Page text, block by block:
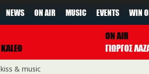
NEWS ON AIR MUSIC EVENTS WIN
KALEO
ON AIR
ΓΙΩΡΓΟΣ
kiss & music